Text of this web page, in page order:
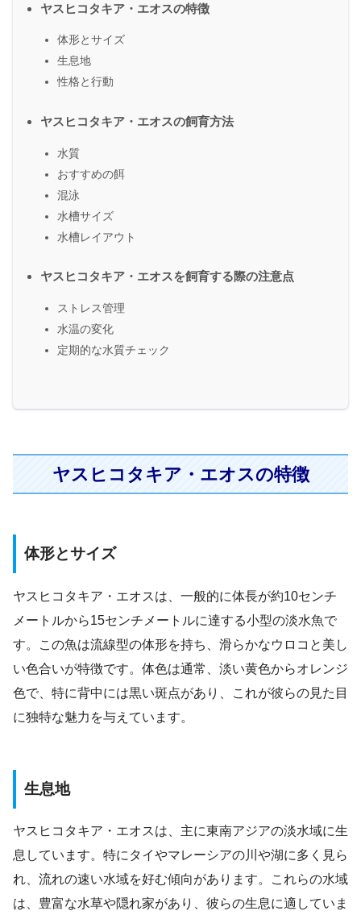
ヤスヒコタキア・エオスの特徴
体形とサイズ
生息地
性格と行動
ヤスヒコタキア・エオスの飼育方法
水質
おすすめの餌
混泳
水槽サイズ
水槽レイアウト
ヤスヒコタキア・エオスを飼育する際の注意点
ストレス管理
水温の変化
定期的な水質チェック
ヤスヒコタキア・エオスの特徴
体形とサイズ
ヤスヒコタキア・エオスは、一般的に体長が約10センチ
メートルから15センチメートルに達する小型の淡水魚で
す。この魚は流線型の体形を持ち、滑らかなウロコと美し
い色合いが特徴です。体色は通常、淡い黄色からオレンジ
色で、特に背中には黒い斑点があり、これが彼らの見た目
に独特な魅力を与えています。
生息地
ヤスヒコタキア・エオスは、主に東南アジアの淡水域に生
息しています。特にタイやマレーシアの川や湖に多く見ら
れ、流れの速い水域を好む傾向があります。これらの水域
は、豊富な水草や隠れ家があり、彼らの生息に適していま